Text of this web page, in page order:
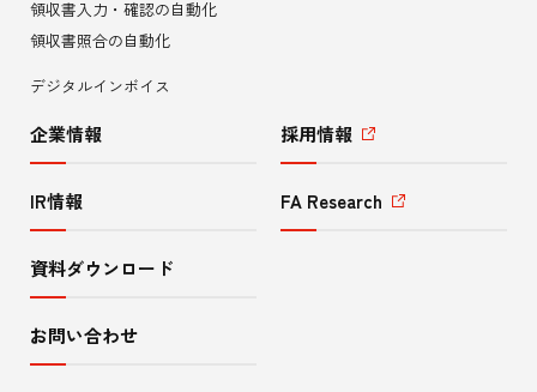
ュ
ー
領収書入力・確認の自動化
領収書照合の自動化
デジタルインボイス
企業情報
IR情報
資料ダウンロード
お問い合わせ
採用情報
FA Research